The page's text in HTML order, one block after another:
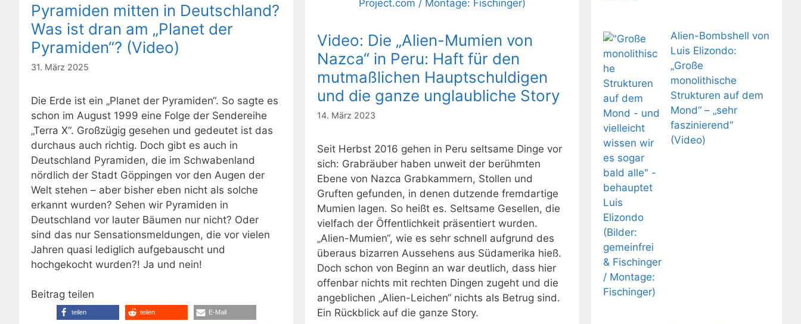
Pyramiden mitten in Deutschland?
Was ist dran am „Planet der
Pyramiden“? (Video)
31. März 2025
Die Erde ist ein „Planet der Pyramiden“. So sagte es
schon im August 1999 eine Folge der Sendereihe
„Terra X“. Großzügig gesehen und gedeutet ist das
durchaus auch richtig. Doch gibt es auch in
Deutschland Pyramiden, die im Schwabenland
nördlich der Stadt Göppingen vor den Augen der
Welt stehen – aber bisher eben nicht als solche
erkannt wurden? Sehen wir Pyramiden in
Deutschland vor lauter Bäumen nur nicht? Oder
sind das nur Sensationsmeldungen, die vor vielen
Jahren quasi lediglich aufgebauscht und
hochgekocht wurden?! Ja und nein!
Beitrag teilen
teilen teilen E-Mail
Video: Die „Alien-Mumien von
Nazca“ in Peru: Haft für den
mutmaßlichen Hauptschuldigen
und die ganze unglaubliche Story
14. März 2023
Seit Herbst 2016 gehen in Peru seltsame Dinge vor
sich: Grabräuber haben unweit der berühmten
Ebene von Nazca Grabkammern, Stollen und
Gruften gefunden, in denen dutzende fremdartige
Mumien lagen. So heißt es. Seltsame Gesellen, die
vielfach der Öffentlichkeit präsentiert wurden.
„Alien-Mumien“, wie es sehr schnell aufgrund des
überaus bizarren Aussehens aus Südamerika hieß.
Doch schon von Beginn an war deutlich, dass hier
offenbar nichts mit rechten Dingen zugeht und die
angeblichen „Alien-Leichen“ nichts als Betrug sind.
Ein Rückblick auf die ganze Story.
Alien-Bombshell von
Luis Elizondo:
„Große
monolithische
Strukturen auf dem
Mond“ – „sehr
faszinierend“
(Video)